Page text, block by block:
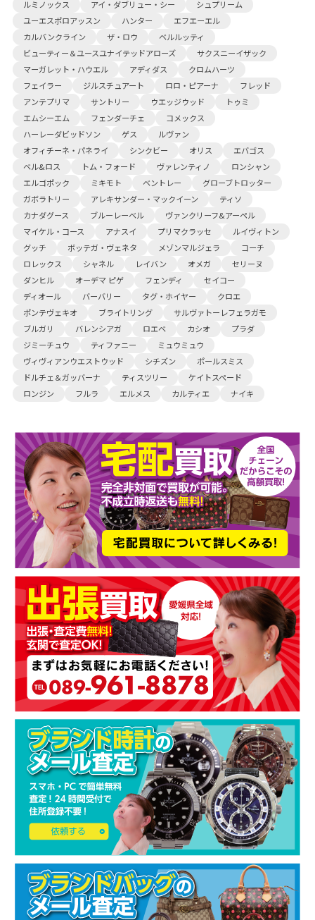
ルミノックス アイ・ダブリュー・シー
シュプリーム
ユーエスポロアッスン
ハンター
エフエーエル
カルバンクライン
ザ・ロウ
ベルルッティ
ビューティー＆ユースユナイテッドアローズ
サクスニーイザック
マーガレット・ハウエル
アディダス
クロムハーツ
フェイラー
ジルスチュアート ロロ・ピアーナ
フレッド
アンテプリマ
サントリー ウエッジウッド
トゥミ
エムシーエム
フェンダーチェ
コメックス
ハーレーダビッドソン
ゲス
ルヴァン
オフィチーネ・パネライ
シンクビー オリス
エバゴス
ベル&ロス
トム・フォード ヴァレンティノ
ロンシャン
エルゴポック
ミキモト ベントレー
グローブトロッター
ガボラトリー
アレキサンダー・マックイーン
ティソ
カナダグース
ブルーレーベル
ヴァンクリーフ&アーペル
マイケル・コース
アナスイ プリマクラッセ
ルイヴィトン
グッチ
ボッテガ・ヴェネタ メゾンマルジェラ
コーチ
ロレックス
シャネル レイバン オメガ
セリーヌ
ダンヒル
オーデマ ピゲ フェンディ
セイコー
ディオール
バーバリー タグ・ホイヤー
クロエ
ポンテヴェキオ
ブライトリング
サルヴァトーレフェラガモ
ブルガリ
バレンシアガ ロエベ カシオ
プラダ
ジミーチュウ
ティファニー
ミュウミュウ
ヴィヴィアンウエストウッド
シチズン
ポールスミス
ドルチェ＆ガッバーナ
ティスツリー
ケイトスペード
ロンジン
フルラ エルメス カルティエ ナイキ